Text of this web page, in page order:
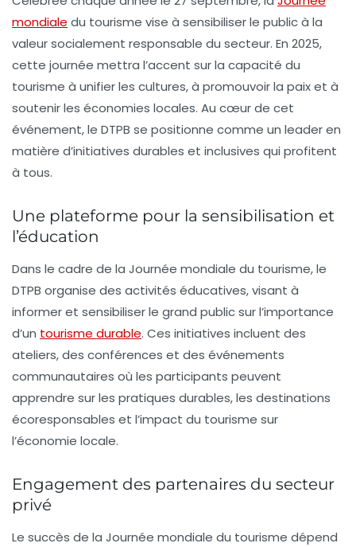
mondiale du tourisme vise à sensibiliser le public à la
valeur socialement responsable du secteur. En 2025,
cette journée mettra l’accent sur la capacité du
tourisme à unifier les cultures, à promouvoir la paix et à
soutenir les économies locales. Au cœur de cet
événement, le DTPB se positionne comme un leader en
matière d’initiatives durables et inclusives qui profitent
à tous.
Une plateforme pour la sensibilisation et
l’éducation
Dans le cadre de la Journée mondiale du tourisme, le
DTPB organise des activités éducatives, visant à
informer et sensibiliser le grand public sur l’importance
d’un tourisme durable. Ces initiatives incluent des
ateliers, des conférences et des événements
communautaires où les participants peuvent
apprendre sur les pratiques durables, les destinations
écoresponsables et l’impact du tourisme sur
l’économie locale.
Engagement des partenaires du secteur
privé
Le succès de la Journée mondiale du tourisme dépend